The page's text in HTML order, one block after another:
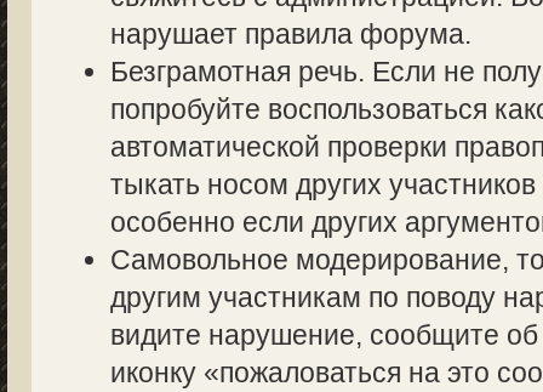
нарушает правила форума.
Безграмотная речь. Если не
попробуйте воспользоваться
автоматической проверки
тыкать носом других
особенно если других
Самовольное модерирование,
другим участникам по поводу
видите нарушение, сообщите
иконку «пожаловаться на это